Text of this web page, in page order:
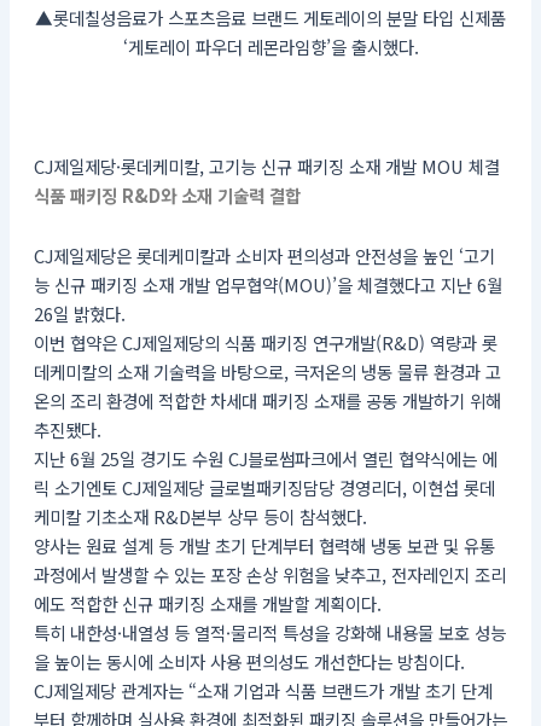
▲롯데칠성음료가 스포츠음료 브랜드 게토레이의 분말 타입 신제품
‘게토레이 파우더 레몬라임향’을 출시했다.
CJ제일제당·롯데케미칼, 고기능 신규 패키징 소재 개발 MOU 체결
식품 패키징 R&D와 소재 기술력 결합
CJ제일제당은 롯데케미칼과 소비자 편의성과 안전성을 높인 ‘고기
능 신규 패키징 소재 개발 업무협약(MOU)’을 체결했다고 지난 6월
26일 밝혔다.
이번 협약은 CJ제일제당의 식품 패키징 연구개발(R&D) 역량과 롯
데케미칼의 소재 기술력을 바탕으로, 극저온의 냉동 물류 환경과 고
온의 조리 환경에 적합한 차세대 패키징 소재를 공동 개발하기 위해
추진됐다.
지난 6월 25일 경기도 수원 CJ블로썸파크에서 열린 협약식에는 에
릭 소기엔토 CJ제일제당 글로벌패키징담당 경영리더, 이현섭 롯데
케미칼 기초소재 R&D본부 상무 등이 참석했다.
양사는 원료 설계 등 개발 초기 단계부터 협력해 냉동 보관 및 유통
과정에서 발생할 수 있는 포장 손상 위험을 낮추고, 전자레인지 조리
에도 적합한 신규 패키징 소재를 개발할 계획이다.
특히 내한성·내열성 등 열적·물리적 특성을 강화해 내용물 보호 성능
을 높이는 동시에 소비자 사용 편의성도 개선한다는 방침이다.
CJ제일제당 관계자는 “소재 기업과 식품 브랜드가 개발 초기 단계
부터 함께하며 실사용 환경에 최적화된 패키징 솔루션을 만들어가는